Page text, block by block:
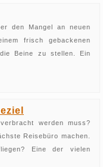
den Mangel an neuen
frisch gebackenen
Beine zu stellen. Ein
werden muss?
Reisebüro machen.
Eine der vielen